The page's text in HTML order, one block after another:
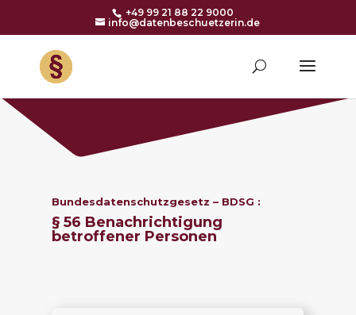
+49 99 21 88 22 9000
info@datenbeschuetzerin.de
Bundesdatenschutzgesetz – BDSG :
§ 56 Benachrichtigung
betroffener Personen